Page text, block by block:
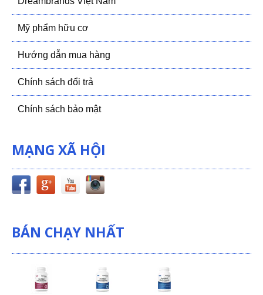
Mỹ phẩm hữu cơ
Hướng dẫn mua hàng
Chính sách đổi trả
Chính sách bảo mật
MẠNG XÃ HỘI
BÁN CHẠY NHẤT